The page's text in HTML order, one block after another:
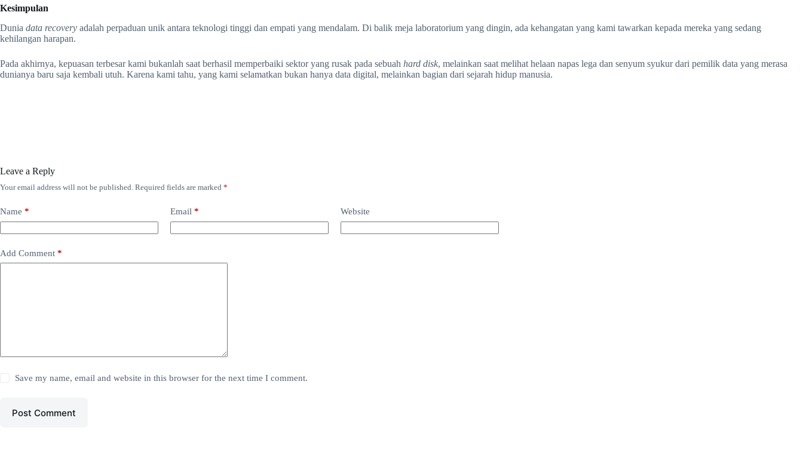
Kesimpulan
Dunia data recovery adalah perpaduan unik antara teknologi tinggi dan empati yang mendalam. Di balik meja laboratorium yang dingin, ada kehangatan yang kami tawarkan kepada mereka yang sedang
kehilangan harapan.
Pada akhirnya, kepuasan terbesar kami bukanlah saat berhasil memperbaiki sektor yang rusak pada sebuah hard disk, melainkan saat melihat helaan napas lega dan senyum syukur dari pemilik data yang merasa
dunianya baru saja kembali utuh. Karena kami tahu, yang kami selamatkan bukan hanya data digital, melainkan bagian dari sejarah hidup manusia.
Leave a Reply
Your email address will not be published. Required fields are marked *
Name * Email * Website
Add Comment *
Save my name, email and website in this browser for the next time I comment.
Post Comment